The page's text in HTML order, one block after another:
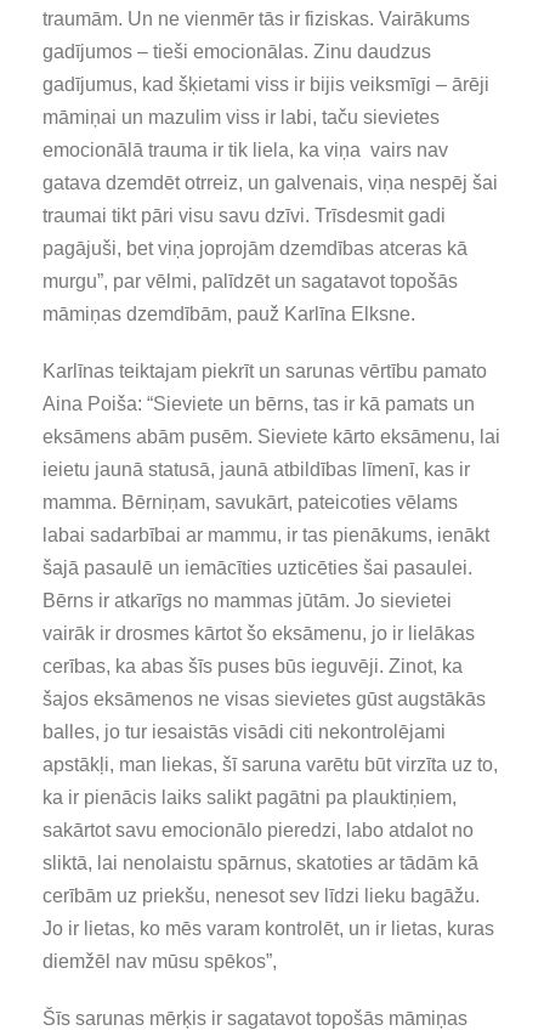
traumām. Un ne vienmēr tās ir fiziskas. Vairākums
gadījumos – tieši emocionālas. Zinu daudzus
gadījumus, kad šķietami viss ir bijis veiksmīgi – ārēji
māmiņai un mazulim viss ir labi, taču sievietes
emocionālā trauma ir tik liela, ka viņa vairs nav
gatava dzemdēt otrreiz, un galvenais, viņa nespēj šai
traumai tikt pāri visu savu dzīvi. Trīsdesmit gadi
pagājuši, bet viņa joprojām dzemdības atceras kā
murgu”, par vēlmi, palīdzēt un sagatavot topošās
māmiņas dzemdībām, pauž Karlīna Elksne.
Karlīnas teiktajam piekrīt un sarunas vērtību pamato
Aina Poiša: “Sieviete un bērns, tas ir kā pamats un
eksāmens abām pusēm. Sieviete kārto eksāmenu, lai
ieietu jaunā statusā, jaunā atbildības līmenī, kas ir
mamma. Bērniņam, savukārt, pateicoties vēlams
labai sadarbībai ar mammu, ir tas pienākums, ienākt
šajā pasaulē un iemācīties uzticēties šai pasaulei.
Bērns ir atkarīgs no mammas jūtām. Jo sievietei
vairāk ir drosmes kārtot šo eksāmenu, jo ir lielākas
cerības, ka abas šīs puses būs ieguvēji. Zinot, ka
šajos eksāmenos ne visas sievietes gūst augstākās
balles, jo tur iesaistās visādi citi nekontrolējami
apstākļi, man liekas, šī saruna varētu būt virzīta uz to,
ka ir pienācis laiks salikt pagātni pa plauktiņiem,
sakārtot savu emocionālo pieredzi, labo atdalot no
sliktā, lai nenolaistu spārnus, skatoties ar tādām kā
cerībām uz priekšu, nenesot sev līdzi lieku bagāžu.
Jo ir lietas, ko mēs varam kontrolēt, un ir lietas, kuras
diemžēl nav mūsu spēkos”,
Šīs sarunas mērķis ir sagatavot topošās māmiņas